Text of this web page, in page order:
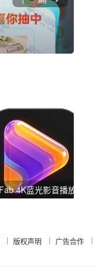
版权声明 广告合作